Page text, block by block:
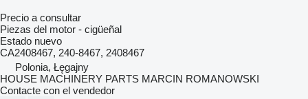
Precio a consultar
Piezas del motor - cigüeñal
Estado nuevo
CA2408467, 240-8467, 2408467
Polonia, Łęgajny
HOUSE MACHINERY PARTS MARCIN ROMANOWSKI
Contacte con el vendedor